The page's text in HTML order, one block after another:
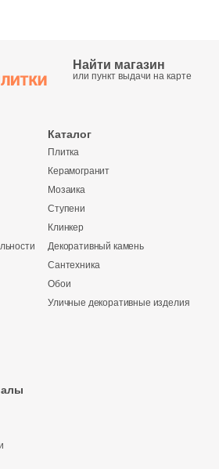
3D дизайн
Найти магазин
или пункт выдачи на карте
Каталог
Плитка
Керамогранит
Мозаика
Ступени
Клинкер
Декоративный камень
Сантехника
Обои
Уличные декоративные изделия